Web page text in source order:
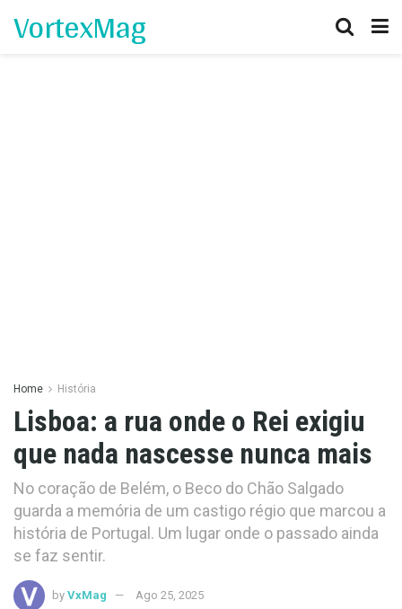
VortexMag
Home História
Lisboa: a rua onde o Rei exigiu
que nada nascesse nunca mais
No coração de Belém, o Beco do Chão Salgado
guarda a memória de um castigo régio que marcou a
história de Portugal. Um lugar onde o passado ainda
se faz sentir.
by VxMag Ago 25, 2025